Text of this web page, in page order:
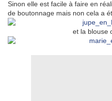
Sinon elle est facile à faire en
de boutonnage mais non cela a
et la blouse